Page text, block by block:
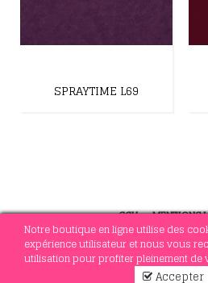
Notre boutique en ligne utilise des
expérience utilisateur et nous vous
utilisation pour profiter pleinement de
SPRAYTIME L69
CGV-MENTIONS
© 2021 MERCERIE